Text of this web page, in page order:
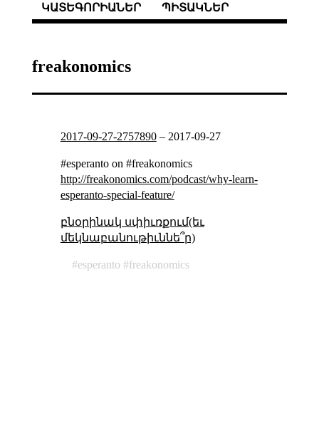
ԿԱՏԵԳՈՐԻԱՆԵՐ ՊԻՏԱԿՆԵՐ
freakonomics
2017-09-27-2757890– 2017-09-27
#esperanto on #freakonomics
http://freakonomics.com/podcast/why-learn-
esperanto-special-feature/
բնօրինակ սփիւռքում(եւ
մեկնաբանութիւննե՞ր)
esperanto freakonomics